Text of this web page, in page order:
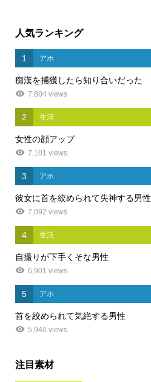
人気ランキング
1 アホ
痴漢を捕獲したら知り合いだった
7,804 views
2 生活
女性の顔アップ
7,101 views
3 アホ
彼女に首を絞められて失神する男性
7,092 views
4 生活
自撮りが下手くそな男性
6,901 views
5 アホ
首を絞められて気絶する男性
5,940 views
注目素材